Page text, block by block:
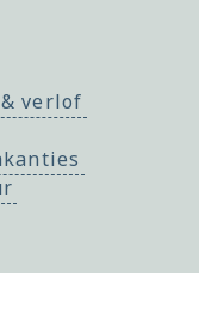
verlof